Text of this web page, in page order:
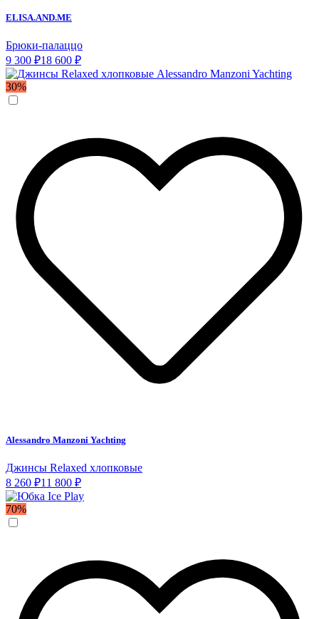
ELISA.AND.ME
Брюки-палаццо
9 300 ₽18 600 ₽
30%
Alessandro Manzoni Yachting
Джинсы Relaxed хлопковые
8 260 ₽11 800 ₽
70%